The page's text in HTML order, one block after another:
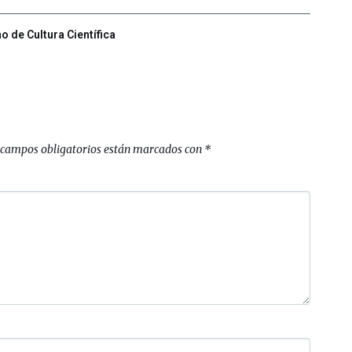
de Cultura Científica
obligatorios están marcados con *